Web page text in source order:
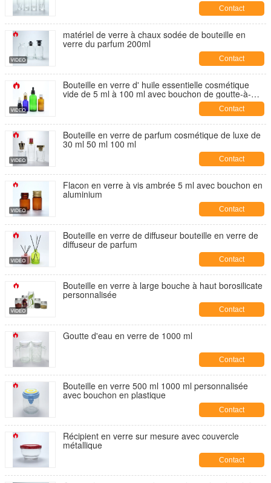
Contact
matériel de verre à chaux sodée de bouteille en
verre du parfum 200ml
Contact
Bouteille en verre d' huile essentielle cosmétique
vide de 5 ml à 100 ml avec bouchon de goutte-à-
Contact
Bouteille en verre de parfum cosmétique de luxe de
30 ml 50 ml 100 ml
Contact
Flacon en verre à vis ambrée 5 ml avec bouchon en
aluminium
Contact
Bouteille en verre de diffuseur bouteille en verre de
diffuseur de parfum
Contact
Bouteille en verre à large bouche à haut borosilicate
personnalisée
Contact
Goutte d'eau en verre de 1000 ml
Contact
Bouteille en verre 500 ml 1000 ml personnalisée
avec bouchon en plastique
Contact
Récipient en verre sur mesure avec couvercle
métallique
Contact